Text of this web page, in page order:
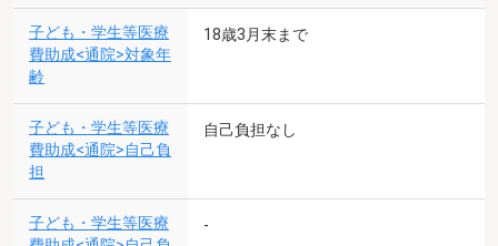
子ども・学生等医療
費助成<通院>対象年
齢
18歳3月末まで
子ども・学生等医療
費助成<通院>自己負
担
自己負担なし
子ども・学生等医療
-